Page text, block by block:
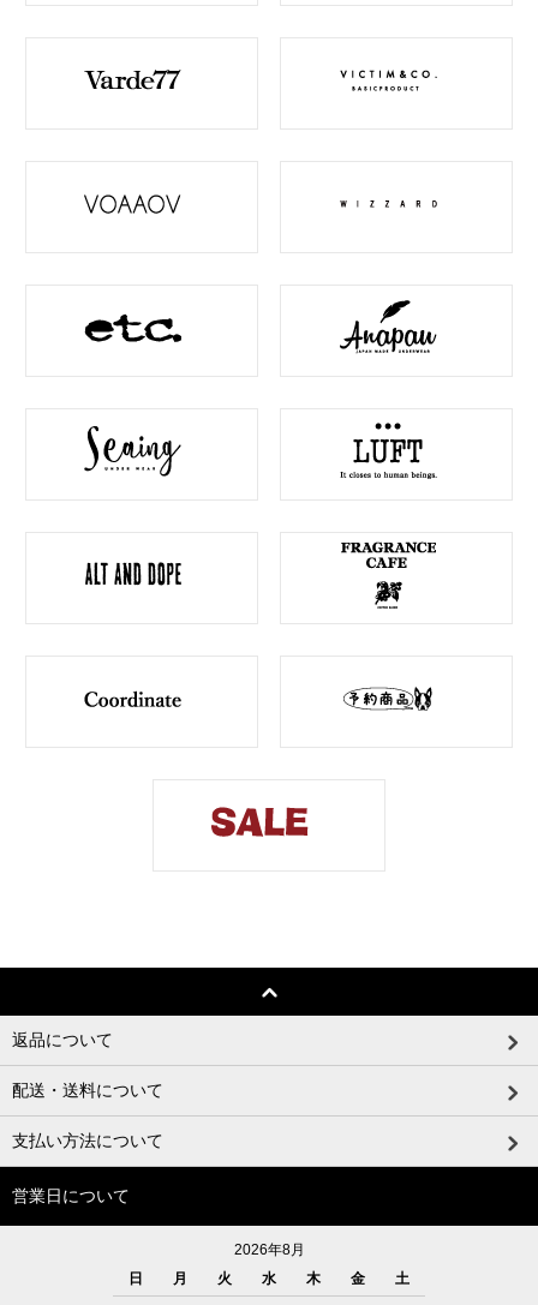
返品について
配送・送料について
支払い方法について
営業日について
2026年8月
日
月 火 水 木 金 土